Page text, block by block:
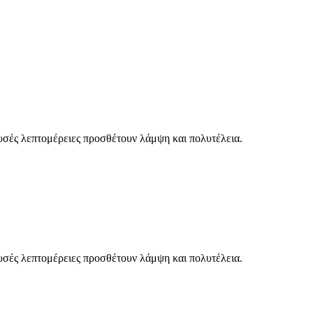
λεπτομέρειες προσθέτουν λάμψη και πολυτέλεια.
λεπτομέρειες προσθέτουν λάμψη και πολυτέλεια.